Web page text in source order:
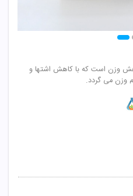
وزن است که با کاهش اشتها و
وزن می گردد.